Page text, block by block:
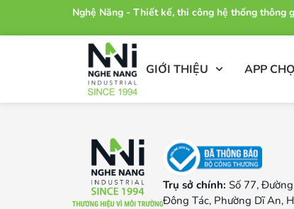
Nghệ Năng - Thiết kế, thi công hệ thống thông
GIỚI THIỆU APP
Trụ sở chính: Số 77,
Đông Tác, Phường Dĩ An,